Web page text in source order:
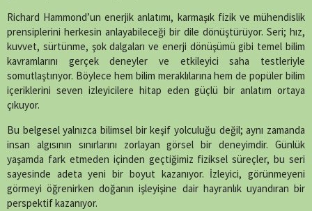
Richard Hammond’un enerjik anlatımı, karmaşık fizik ve mühendislik
prensiplerini herkesin anlayabileceği bir dile dönüştürüyor. Seri; hız,
kuvvet, sürtünme, şok dalgaları ve enerji dönüşümü gibi temel bilim
kavramlarını gerçek deneyler ve etkileyici saha testleriyle
somutlaştırıyor. Böylece hem bilim meraklılarına hem de popüler bilim
içeriklerini seven izleyicilere hitap eden güçlü bir anlatım ortaya
çıkuyor.
Bu belgesel yalnızca bilimsel bir keşif yolculuğu değil; aynı zamanda
insan algısının sınırlarını zorlayan görsel bir deneyimdir. Günlük
yaşamda fark etmeden içinden geçtiğimiz fiziksel süreçler, bu seri
sayesinde adeta yeni bir boyut kazanıyor. İzleyici, görünmeyeni
görmeyi öğrenirken doğanın işleyişine dair hayranlık uyandıran bir
perspektif kazanıyor.